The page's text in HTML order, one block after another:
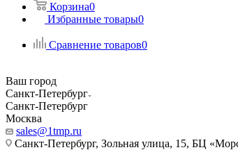
Корзина0
Избранные товары0
Сравнение товаров0
Ваш город
Санкт-Петербург
Санкт-Петербург
Москва
sales@1tmp.ru
Санкт-Петербург, Зольная улица, 15, БЦ